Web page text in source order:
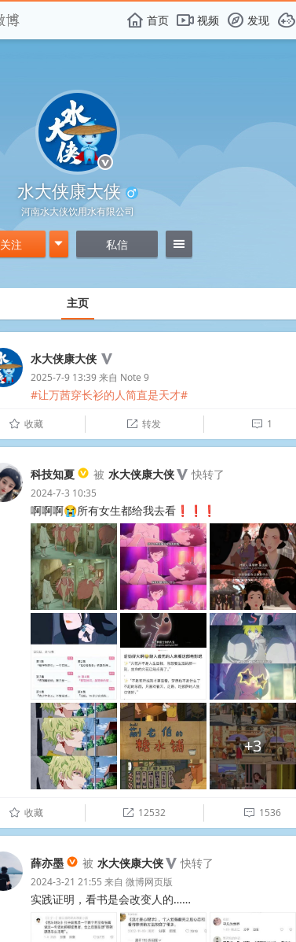
E 首页  视频 F 发现 G
水大侠康大侠
河南水大侠饮用水有限公司
关注 g 私信 =
主页
水大侠康大侠
2025-7-9 13:39来自 Note 9
#让万茜穿长衫的人简直是天才#
û 收藏  转发  1
科技知夏 被 水大侠康大侠 快转了
2024-7-3 10:35
啊啊啊😭所有女生都给我去看❗❗❗ ​ ​​​ ​​​​
+3
û 收藏  12532  1536
薛亦墨 被 水大侠康大侠 快转了
2024-3-21 21:55 来自 微博网页版
实践证明，看书是会改变人的…… ​​​ ​​​​